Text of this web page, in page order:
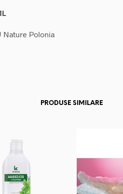
Nature Polonia
PRODUSE SIMILARE